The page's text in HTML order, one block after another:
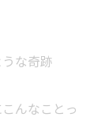
な奇跡
んなことっ